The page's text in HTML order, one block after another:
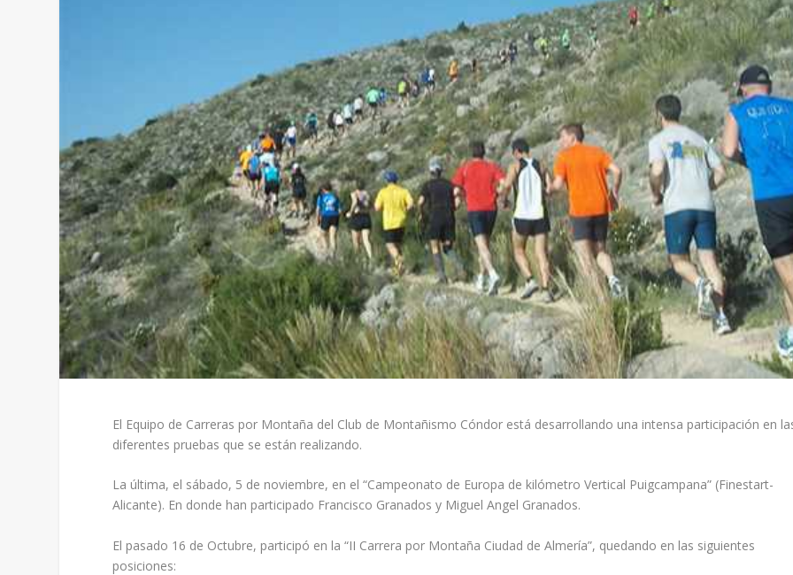
El Equipo de Carreras por Montaña del Club de Montañismo Cóndor está desarrollando una intensa participación en
diferentes pruebas que se están realizando.
La última, el sábado, 5 de noviembre, en el “Campeonato de Europa de kilómetro Vertical Puigcampana” (Finestart-
Alicante). En donde han participado Francisco Granados y Miguel Angel Granados.
El pasado 16 de Octubre, participó en la “II Carrera por Montaña Ciudad de Almería”, quedando en las siguientes
posiciones: